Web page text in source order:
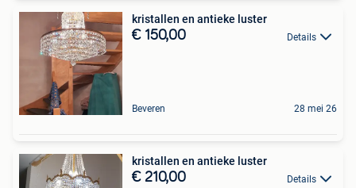
kristallen en antieke luster
€ 150,00 Details
Beveren 28 mei 26
kristallen en antieke luster
€ 210,00 Details